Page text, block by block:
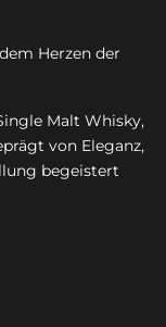
Herzen der
Malt Whisky,
von Eleganz,
begeistert